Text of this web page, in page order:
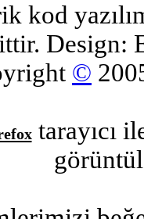
kod
Design:
©
tarayıcı